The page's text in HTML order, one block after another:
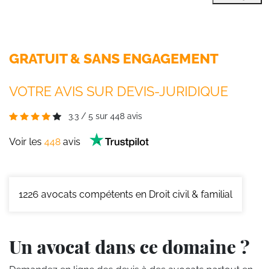
GRATUIT & SANS ENGAGEMENT
VOTRE AVIS SUR DEVIS-JURIDIQUE
3.3 / 5 sur 448 avis
Voir les 448 avis
1226 avocats compétents en Droit civil & familial
Un avocat dans ce domaine ?